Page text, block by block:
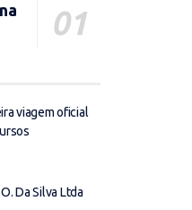
viagem oficial
Da Silva Ltda